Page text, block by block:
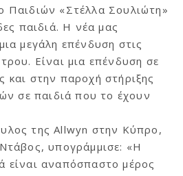
Παιδιών «Στέλλα Σουλιώτη»
παιδιά. Η νέα μας
μεγάλη επένδυση στις
Είναι μια επένδυση σε
και στην παροχή στήριξης
σε παιδιά που το έχουν
της Allwyn στην Κύπρο,
υπογράμμισε: «Η
είναι αναπόσπαστο μέρος